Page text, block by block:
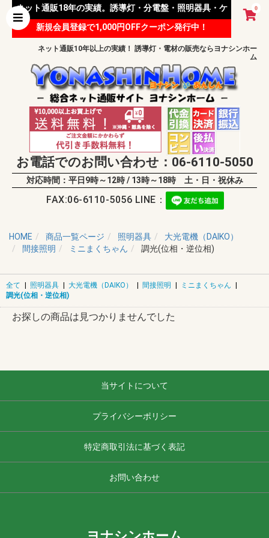
0
ネット通販18年の実績。誘導灯・分電盤・照明器具・ケ
ーブル等 様々な資材を取り扱っています。
新規会員登録で1,000円OFFクーポン発行中！
ネット通販10年以上の実績！ 誘導灯・電材の販売ならヨナシンホー
ム
お電話でのお問い合わせ：06-6110-5050
対応時間：平日9時～12時 / 13時～18時 土・日・祝休み
FAX:06-6110-5056 LINE：
HOME 商品一覧ページ 照明器具
大光電機（DAIKO）
間接照明
ミニまくちゃん 調光(位相・逆位相)
全て | 照明器具 | 大光電機（DAIKO） | 間接照明 | ミニまくちゃん |
調光(位相・逆位相)
お探しの商品は見つかりませんでした
当サイトについて
プライバシーポリシー
特定商取引法に基づく表記
お問い合わせ